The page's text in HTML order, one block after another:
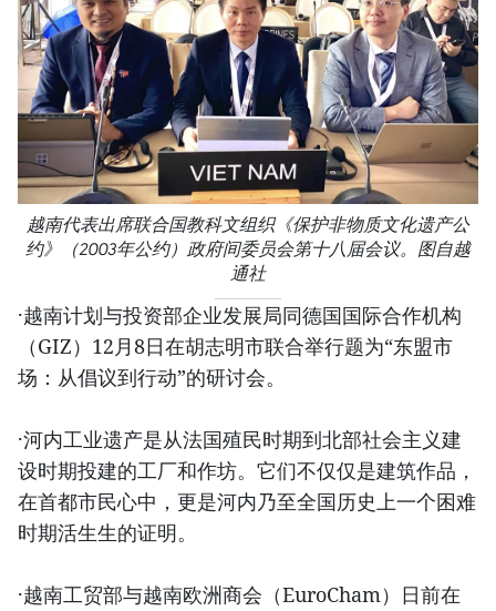
越南代表出席联合国教科文组织《保护非物质文化遗产公
约》（2003年公约）政府间委员会第十八届会议。图自越
通社
·越南计划与投资部企业发展局同德国国际合作机构
（GIZ）12月8日在胡志明市联合举行题为“东盟市
场：从倡议到行动”的研讨会。
·河内工业遗产是从法国殖民时期到北部社会主义建
设时期投建的工厂和作坊。它们不仅仅是建筑作品，
在首都市民心中，更是河内乃至全国历史上一个困难
时期活生生的证明。
·越南工贸部与越南欧洲商会（EuroCham）日前在